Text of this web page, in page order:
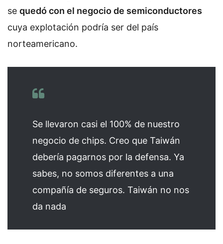
se quedó con el negocio de semiconductores
cuya explotación podría ser del país
norteamericano.
Se llevaron casi el 100% de nuestro
negocio de chips. Creo que Taiwán
debería pagarnos por la defensa. Ya
sabes, no somos diferentes a una
compañía de seguros. Taiwán no nos
da nada